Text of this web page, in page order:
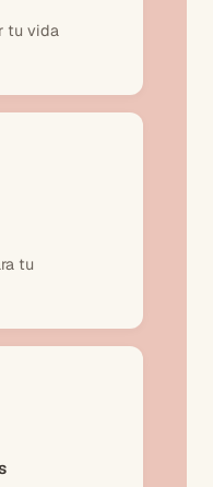
tu vida
tu